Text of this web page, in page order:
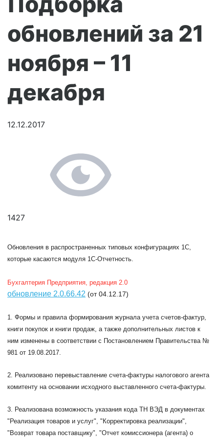
обновлений за 21
ноября – 11
декабря
12.12.2017
1427
Обновления в распространенных типовых конфигурациях 1C,
которые касаются модуля 1С-Отчетность.
Бухгалтерия Предприятия, редакция 2.0
обновление 2.0.66.42 (от 04.12.17)
1. Формы и правила формирования журнала учета счетов-фактур,
книги покупок и книги продаж, а также дополнительных листов к
ним изменены в соответствии с Постановлением Правительства №
981 от 19.08.2017.
2. Реализовано перевыставление счета-фактуры налогового агента
комитенту на основании исходного выставленного счета-фактуры.
3. Реализована возможность указания кода ТН ВЭД в документах
"Реализация товаров и услуг", "Корректировка реализации",
"Возврат товара поставщику", "Отчет комиссионера (агента) о